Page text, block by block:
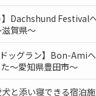
】Dachshund Festival
賀県〜
ドッグラン】Bon-Ami
〜愛知県豊田市〜
犬と添い寝できる宿泊